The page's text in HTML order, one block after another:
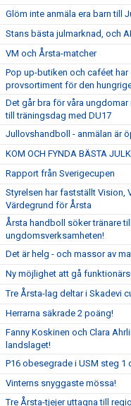
Glöm inte anmäla era barn till
Stans bästa julmarknad, och
VM och Årsta-matcher
Pop up-butiken och caféet
provsortiment för den
Det går bra för våra ungdomar
till träningsdag med DU17
Jullovshandboll - anmälan är
KOM OCH FYNDA BÄSTA
Rapport från Sverigecupen
Styrelsen har fastställt Vision,
Värdegrund för Årsta
Årsta handboll söker tränare
ungdomsverksamheten!
Det är helg - och massor av
Ny möjlighet att gå
Tre Årsta-lag deltar i Skadevi
Herrarna säkrade 2 poäng!
Fanny Koskinen och Clara
landslaget!
P16 obesegrade i USM steg 1
Vinterns snyggaste mössa!
Tre Årsta-tjejer uttagna till